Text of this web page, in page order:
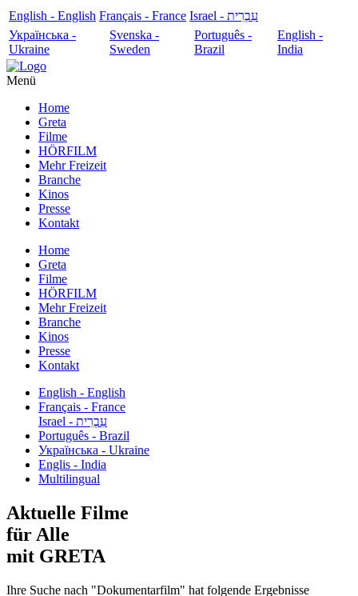
English - English Français - France
עִבְרִית - Israel
Українська -
Ukraine
Svenska -
Sweden
Português -
Brazil
English -
India
Menü
Home
Greta
Filme
HÖRFILM
Mehr Freizeit
Branche
Kinos
Presse
Kontakt
Home
Greta
Filme
HÖRFILM
Mehr Freizeit
Branche
Kinos
Presse
Kontakt
English - English
Français - France
עִבְרִית - Israel
Português - Brazil
Українська - Ukraine
Englis - India
Multilingual
Aktuelle Filme
für Alle
mit GRETA
Ihre Suche nach "Dokumentarfilm" hat folgende Ergebnisse